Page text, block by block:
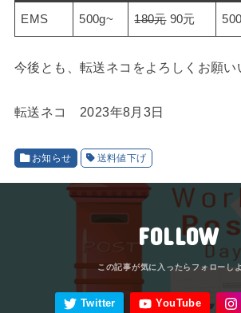
EMS 500g~ 180元90元
今後とも、転送ネコをよろしくお願い
転送ネコ 2023年8月3日
お知らせ 送料値下げ
FOLLOW